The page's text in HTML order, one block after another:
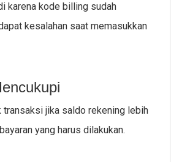
karena kode billing sudah
kesalahan saat memasukkan
transaksi jika saldo rekening lebih
yang harus dilakukan.